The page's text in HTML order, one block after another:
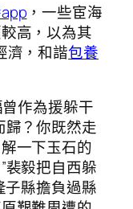
，一些宦海
高，以為其
濟，和諧包養
作為援躲干
歸？你既然走
一下玉石的
裴毅把自西躲
縣擔負過縣